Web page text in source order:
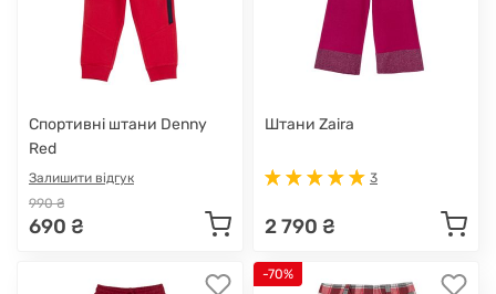
Спортивні штани Denny
Red
Залишити відгук
990 ₴
690 ₴
Штани Zaira
3
2 790 ₴
-70%